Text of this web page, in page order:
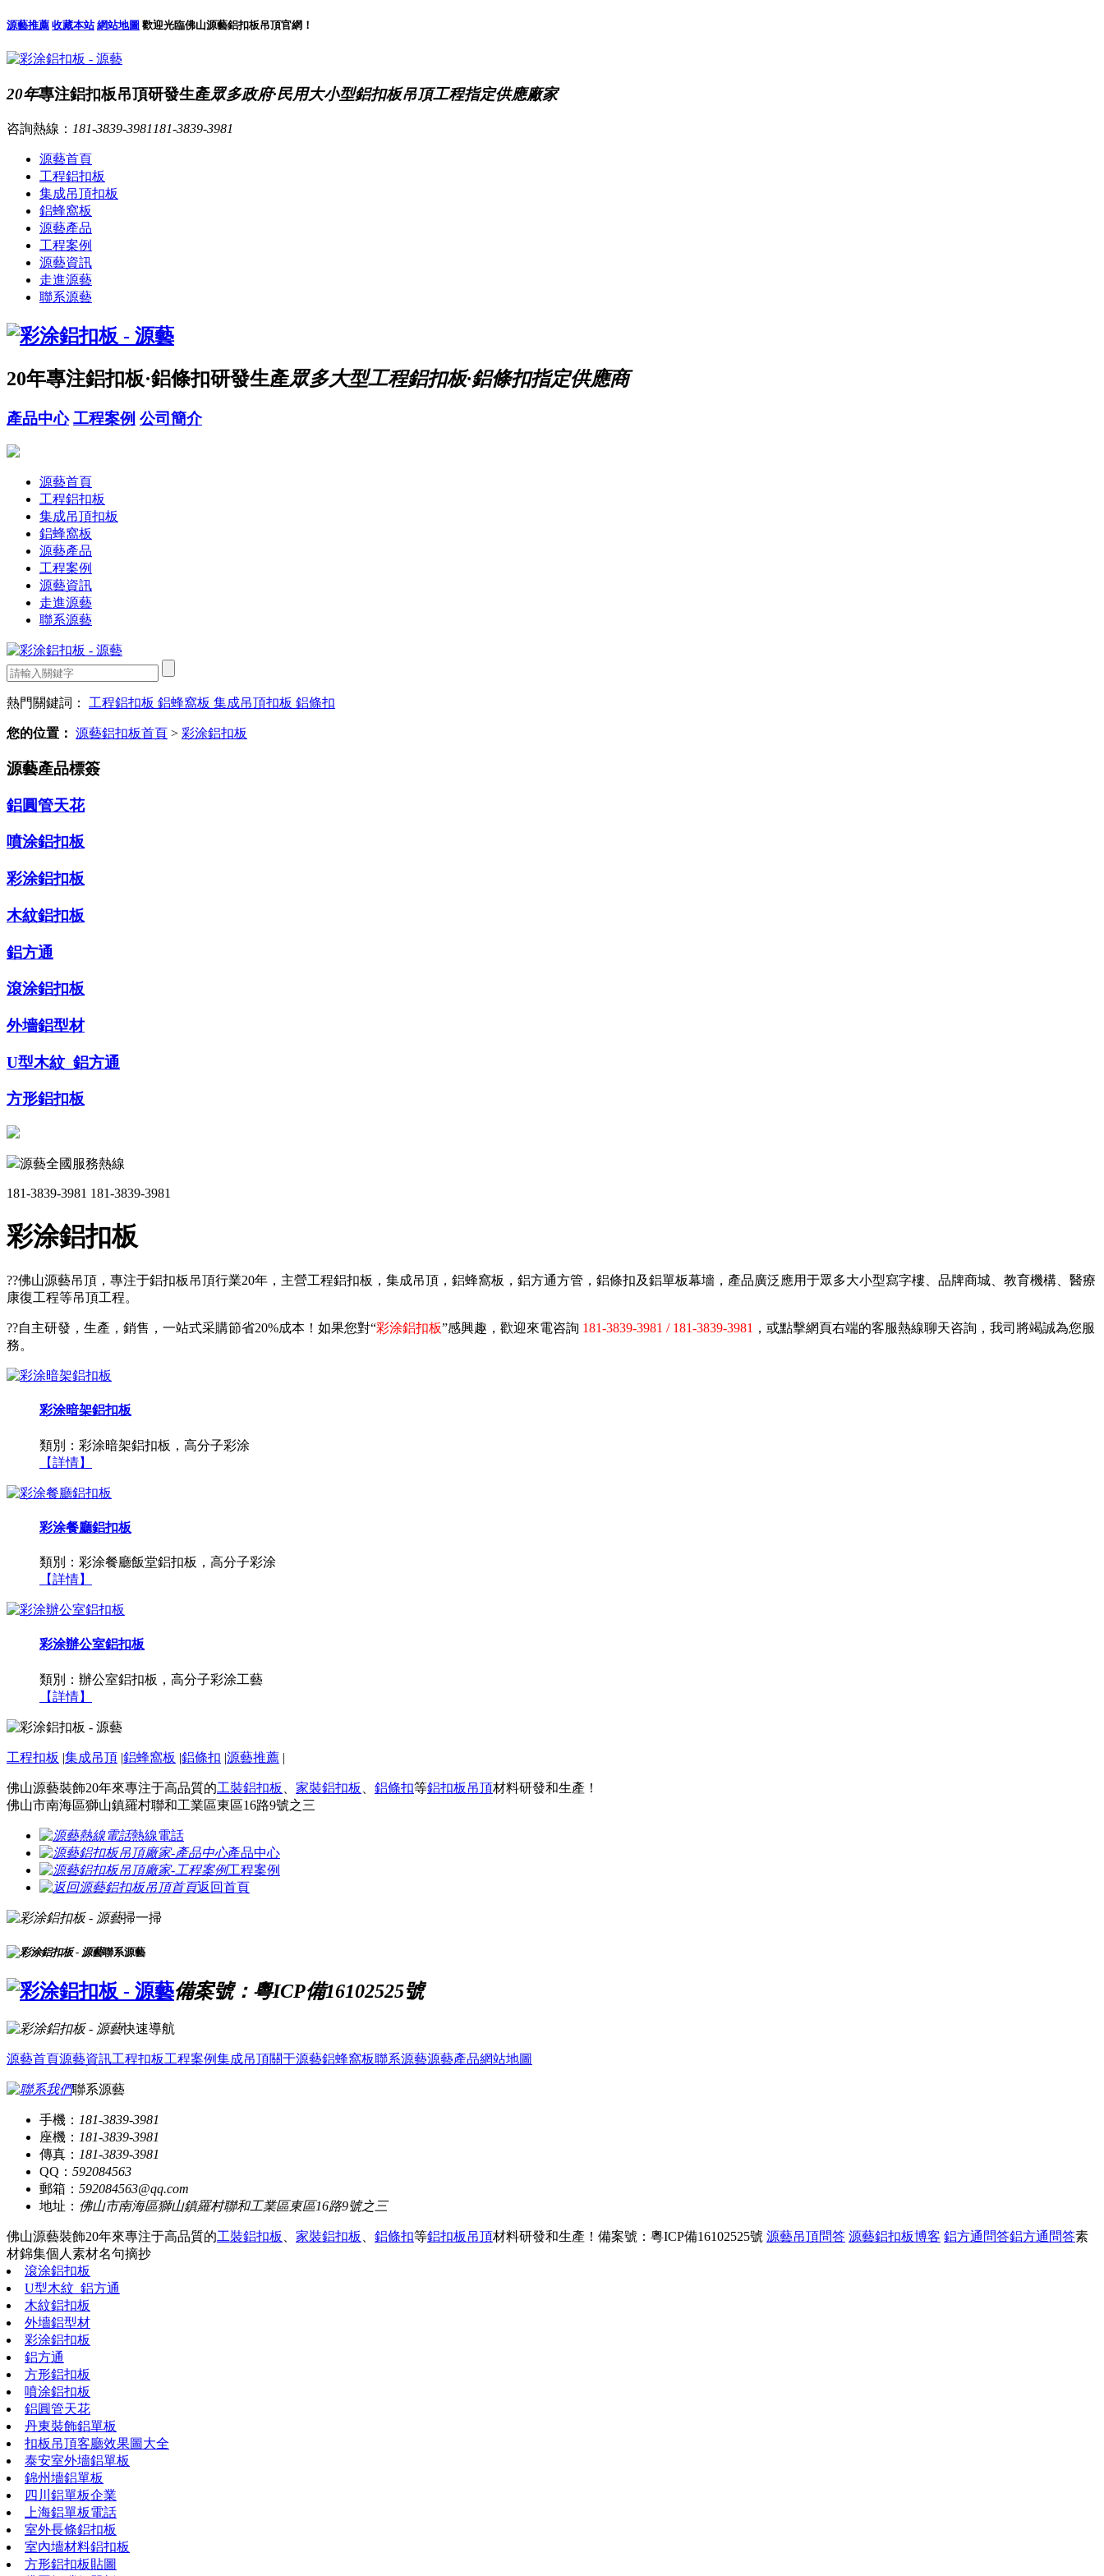
源藝推薦 收藏本站 網站地圖 歡迎光臨佛山源藝鋁扣板吊頂官網！
20年專注鋁扣板吊頂研發生產眾多政府·民用大小型鋁扣板吊頂工程指定供應廠家
咨詢熱線： 181-3839-3981 181-3839-3981
源藝首頁
工程鋁扣板
集成吊頂扣板
鋁蜂窩板
源藝產品
工程案例
源藝資訊
走進源藝
聯系源藝
20年專注鋁扣板·鋁條扣研發生產眾多大型工程鋁扣板·鋁條扣指定供應商
產品中心 工程案例 公司簡介
源藝首頁
工程鋁扣板
集成吊頂扣板
鋁蜂窩板
源藝產品
工程案例
源藝資訊
走進源藝
聯系源藝
熱門關鍵詞： 工程鋁扣板 鋁蜂窩板 集成吊頂扣板 鋁條扣
您的位置： 源藝鋁扣板首頁 > 彩涂鋁扣板
源藝產品標簽
鋁圓管天花
噴涂鋁扣板
彩涂鋁扣板
木紋鋁扣板
鋁方通
滾涂鋁扣板
外墻鋁型材
U型木紋_鋁方通
方形鋁扣板
源藝全國服務熱線
181-3839-3981 181-3839-3981
彩涂鋁扣板
??佛山源藝吊頂，專注于鋁扣板吊頂行業20年，主營工程鋁扣板，集成吊頂，鋁蜂窩板，鋁方通方管，鋁條扣及鋁單板幕墻，產品廣泛應用于眾多大小型寫字樓、品牌商城、教育機構、醫療
康復工程等吊頂工程。
??自主研發，生產，銷售，一站式采購節省20%成本！如果您對“彩涂鋁扣板”感興趣，歡迎來電咨詢 181-3839-3981 / 181-3839-3981 ，或點擊網頁右端的客服熱線聊天咨詢，我司將竭誠為您服
務。
彩涂暗架鋁扣板
類別：彩涂暗架鋁扣板，高分子彩涂
【詳情】
彩涂餐廳鋁扣板
類別：彩涂餐廳飯堂鋁扣板，高分子彩涂
【詳情】
彩涂辦公室鋁扣板
類別：辦公室鋁扣板，高分子彩涂工藝
【詳情】
工程扣板 |集成吊頂 |鋁蜂窩板 |鋁條扣 |源藝推薦 |
佛山源藝裝飾20年來專注于高品質的工裝鋁扣板 家裝鋁扣板 鋁條扣等鋁扣板吊頂材料研發和生產！
佛山市南海區獅山鎮羅村聯和工業區東區16路9號之三
熱線電話
產品中心
工程案例
返回首頁
掃一掃
聯系源藝
備案號：粵ICP備16102525號
快速導航
源藝首頁源藝資訊工程扣板工程案例集成吊頂關于源藝鋁蜂窩板聯系源藝源藝產品網站地圖
聯系源藝
手機： 181-3839-3981
座機： 181-3839-3981
傳真： 181-3839-3981
QQ： 592084563
郵箱： 592084563@qq.com
地址： 佛山市南海區獅山鎮羅村聯和工業區東區16路9號之三
佛山源藝裝飾20年來專注于高品質的工裝鋁扣板 家裝鋁扣板 鋁條扣等鋁扣板吊頂材料研發和生產！ 備案號：粵ICP備16102525號 源藝吊頂問答 源藝鋁扣板博客 鋁方通問答鋁方通問答素
材錦集個人素材名句摘抄
滾涂鋁扣板
U型木紋_鋁方通
木紋鋁扣板
外墻鋁型材
彩涂鋁扣板
鋁方通
方形鋁扣板
噴涂鋁扣板
鋁圓管天花
丹東裝飾鋁單板
扣板吊頂客廳效果圖大全
泰安室外墻鋁單板
錦州墻鋁單板
四川鋁單板企業
上海鋁單板電話
室外長條鋁扣板
室內墻材料鋁扣板
方形鋁扣板貼圖